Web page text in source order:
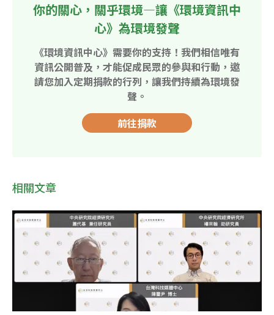
你的關心，關乎環境—讓《環境資訊中
心》為環境發聲
《環境資訊中心》需要你的支持！我們相信唯有
資訊公開普及，才能促成民眾的參與和行動，邀
請您加入定期捐款的行列，讓我們持續為環境發
聲。
前往捐款
相關文章